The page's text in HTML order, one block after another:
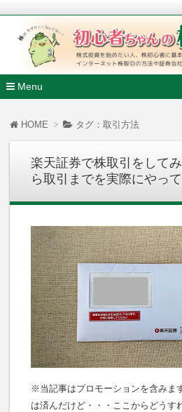
初心者ちゃんの
株式投資を始めたい人、株初心
ンターネット株取引の方法や証券
Menu
HOME タグ：取引方法
楽天証券で株取引をして
ら取引までを実際にやって
※当記事はプロモーションを含みま
は済んだけど・・・ここからどうす